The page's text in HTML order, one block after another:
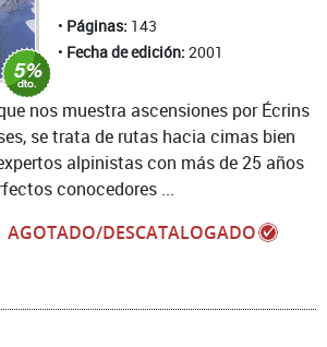
Páginas: 143
Fecha de edición: 2001
AGOTADO/DESCATALOGADO
nos muestra ascensiones por Écrins
se trata de rutas hacia cimas bien
alpinistas con más de 25 años
conocedores ...